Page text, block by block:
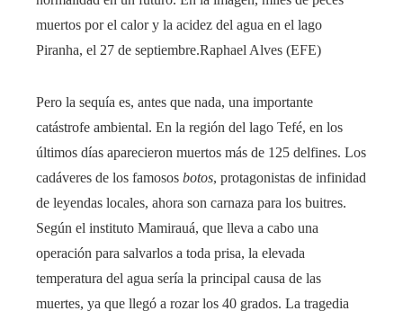
muertos por el calor y la acidez del agua en el lago
Piranha, el 27 de septiembre.Raphael Alves (EFE)
Pero la sequía es, antes que nada, una importante
catástrofe ambiental. En la región del lago Tefé, en los
últimos días aparecieron muertos más de 125 delfines. Los
cadáveres de los famosos botos, protagonistas de infinidad
de leyendas locales, ahora son carnaza para los buitres.
Según el instituto Mamirauá, que lleva a cabo una
operación para salvarlos a toda prisa, la elevada
temperatura del agua sería la principal causa de las
muertes, ya que llegó a rozar los 40 grados. La tragedia